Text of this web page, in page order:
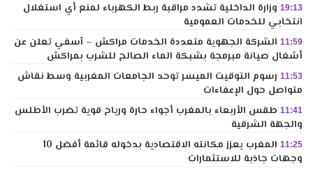
19:13 وزارة الداخلية تشدد مراقبة ربط الكهرباء لمنع أي استغلال
انتخابي للخدمات العمومية
11:59 الشركة الجهوية متعددة الخدمات مراكش – آسفي تعلن عن
أشغال صيانة مبرمجة بشبكة الماء الصالح للشرب بمراكش
11:53 رسوم التوقيت الميسر توحد الجامعات المغربية وسط نقاش
متواصل حول الإعفاءات
11:41 طقس الأربعاء بالمغرب أجواء حارة ورياح قوية تضرب الأطلس
والجهة الشرقية
11:25
المغرب يعزز مكانته الاقتصادية بدخوله قائمة أفضل 10
وجهات جاذبة للاستثمارات